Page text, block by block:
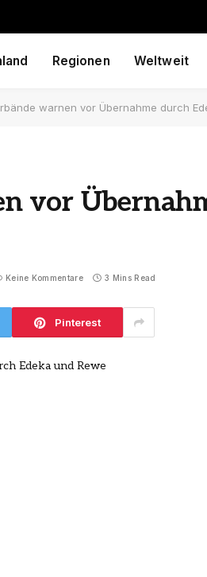
Regionen Weltweit
warnen vor Übernahme durch
vor
Keine Kommentare 3 Mins Read
Pinterest